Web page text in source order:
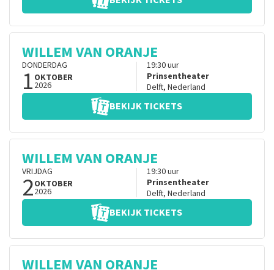
WILLEM VAN ORANJE
DONDERDAG
1 OKTOBER
2026
19:30uur
Prinsentheater
Delft, Nederland
BEKIJK TICKETS
WILLEM VAN ORANJE
VRIJDAG
2OKTOBER
2026
19:30uur
Prinsentheater
Delft, Nederland
BEKIJK TICKETS
WILLEM VAN ORANJE